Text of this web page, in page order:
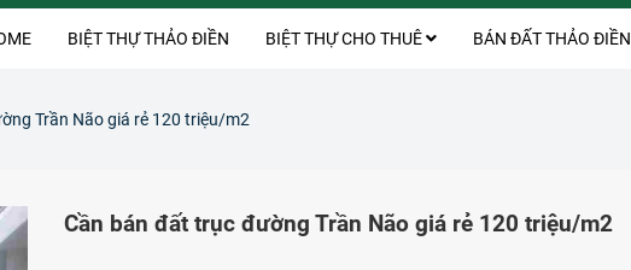
BIỆT THỰ THẢO ĐIỀN BIỆT THỰ CHO THUÊ BÁN ĐẤT THẢO ĐIỀN
Trần Não giá rẻ 120 triệu/m2
Cần bán đất trục đường Trần Não giá rẻ 120 triệu/m2